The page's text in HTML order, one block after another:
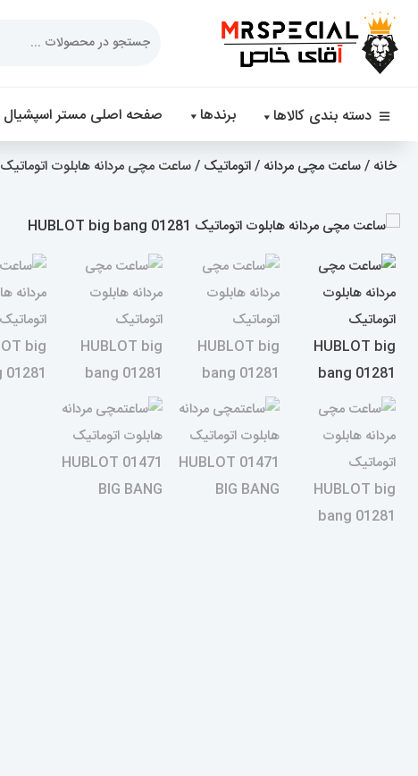
دسته بندی کالاها برندها صفحه اصلی مستر اسپشیال
خانه /ساعت مچی مردانه /اتوماتیک / ساعت مچی مردانه هابلوت اتوماتیک HUBLOT big bang 01281